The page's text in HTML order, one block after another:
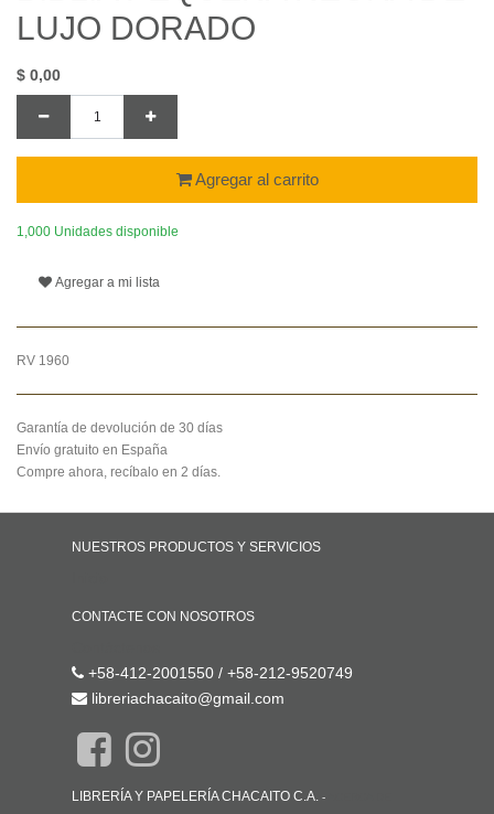
LUJO DORADO
$ 0,00
Agregar al carrito
1,000 Unidades disponible
Agregar a mi lista
RV 1960
Garantía de devolución de 30 días
Envío gratuito en España
Compre ahora, recíbalo en 2 días.
NUESTROS PRODUCTOS Y SERVICIOS
CONTACTE CON NOSOTROS
+58-412-2001550 / +58-212-9520749
libreriachacaito@gmail.com
LIBRERÍA Y PAPELERÍA CHACAITO C.A. -